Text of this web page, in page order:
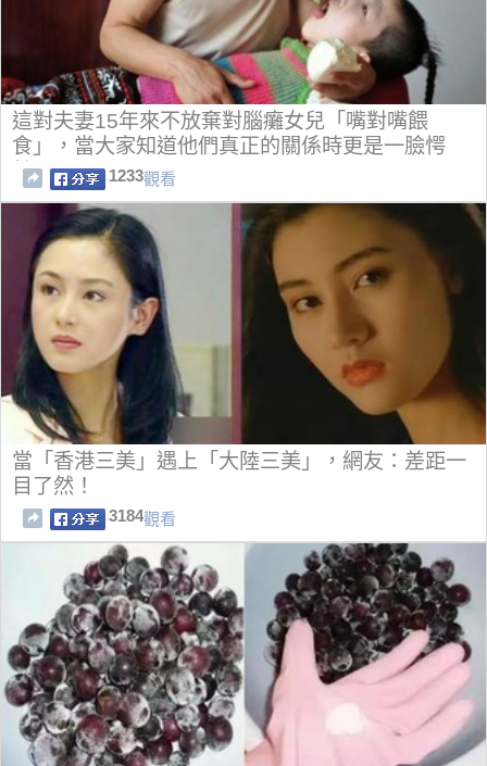
這對夫妻15年來不放棄對腦癱女兒「嘴對嘴餵
食」，當大家知道他們真正的關係時更是一臉愕
然…
1233觀看
當「香港三美」遇上「大陸三美」，網友：差距一
目了然！
3184觀看